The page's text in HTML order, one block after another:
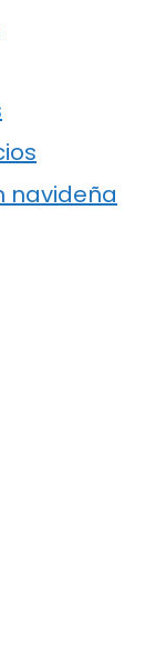
navideña